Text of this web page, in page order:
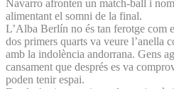
Navarro afronten un match-ball i
alimentant el somni de la final.
L’Alba Berlín no és tan ferotge com
dos primers quarts va veure l’anella
amb la indolència andorrana. Gens
cansament que després es va
poden tenir espai.